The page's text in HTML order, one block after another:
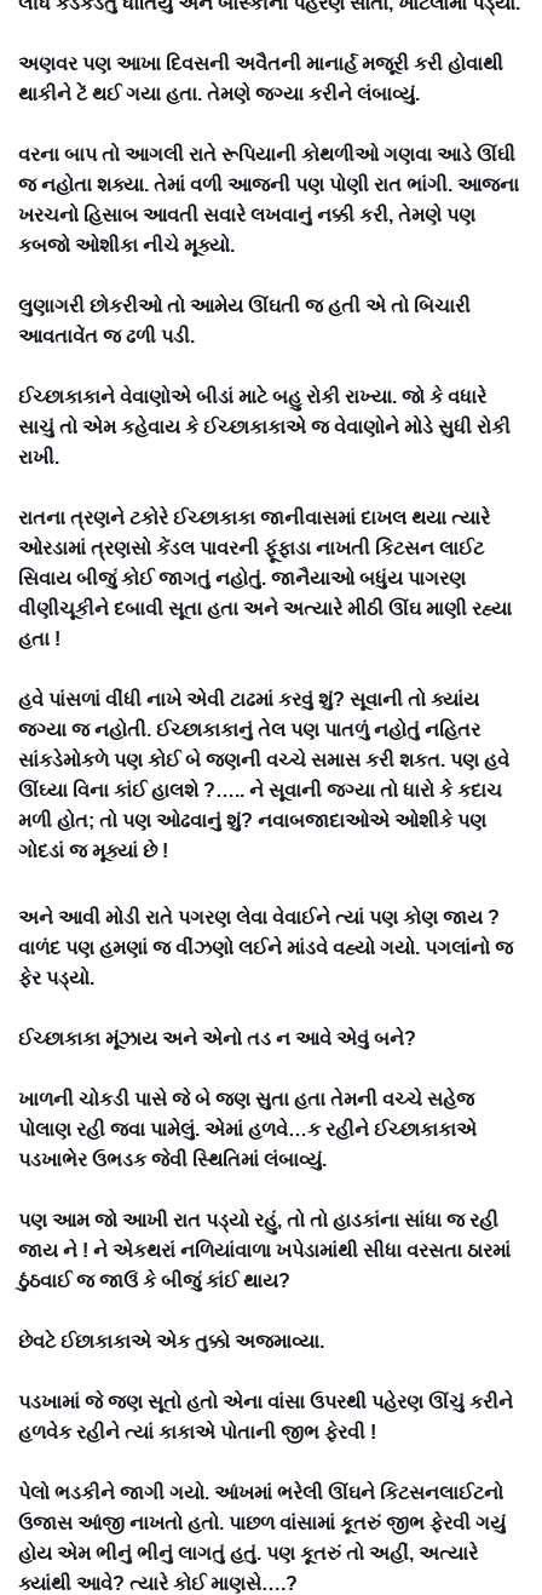
અણવર પણ આખા દિવસની અવૈતની માનાર્હ મજૂરી કરી હોવાથી
થાકીને ટેં થઈ ગયા હતા. તેમણે જગ્યા કરીને લંબાવ્યું.
વરના બાપ તો આગલી રાતે રૂપિયાની કોથળીઓ ગણવા આડે ઊંઘી
જ નહોતા શક્યા. તેમાં વળી આજની પણ પોણી રાત ભાંગી. આજના
ખરચનો હિસાબ આવતી સવારે લખવાનું નક્કી કરી, તેમણે પણ
કબજો ઓશીકા નીચે મૂક્યો.
લુણાગરી છોકરીઓ તો આમેય ઊંઘતી જ હતી એ તો બિચારી
આવતાવેંત જ ઢળી પડી.
ઈચ્છાકાકાને વેવાણોએ બીડાં માટે બહુ રોકી રાખ્યા. જો કે વધારે
સાચું તો એમ કહેવાય કે ઈચ્છાકાકાએ જ વેવાણોને મોડે સુધી રોકી
રાખી.
રાતના ત્રણને ટકોરે ઈચ્છાકાકા જાનીવાસમાં દાખલ થયા ત્યારે
ઓરડામાં ત્રણસો કેંડલ પાવરની ફૂંફાડા નાખતી કિટસન લાઈટ
સિવાય બીજું કોઈ જાગતું નહોતું. જાનૈયાઓ બધુંય પાગરણ
વીણીચૂકીને દબાવી સૂતા હતા અને અત્યારે મીઠી ઊંઘ માણી રહ્યા
હતા !
હવે પાંસળાં વીંધી નાખે એવી ટાઢમાં કરવું શું? સૂવાની તો ક્યાંય
જગ્યા જ નહોતી. ઈચ્છાકાકાનું તેલ પણ પાતળું નહોતું નહિતર
સાંકડેમોકળે પણ કોઈ બે જણની વચ્ચે સમાસ કરી શકત. પણ હવે
ઊંઘ્યા વિના કાંઈ હાલશે ?….. ને સૂવાની જગ્યા તો ધારો કે કદાચ
મળી હોત; તો પણ ઓઢવાનું શું? નવાબજાદાઓએ ઓશીકે પણ
ગોદડાં જ મૂક્યાં છે !
અને આવી મોડી રાતે પગરણ લેવા વેવાઈને ત્યાં પણ કોણ જાય ?
વાળંદ પણ હમણાં જ વીંઝણો લઈને માંડવે વહ્યો ગયો. પગલાંનો જ
ફેર પડ્યો.
ઈચ્છાકાકા મૂંઝાય અને એનો તડ ન આવે એવું બને?
ખાળની ચોકડી પાસે જે બે જણ સુતા હતા તેમની વચ્ચે સહેજ
પોલાણ રહી જવા પામેલું. એમાં હળવે…ક રહીને ઈચ્છાકાકાએ
પડખાભેર ઉભડક જેવી સ્થિતિમાં લંબાવ્યું.
પણ આમ જો આખી રાત પડ્યો રહું, તો તો હાડકાંના સાંધા જ રહી
જાય ને ! ને એકથરાં નળિયાંવાળા ખપેડામાંથી સીધા વરસતા ઠારમાં
ઠુંઠવાઈ જ જાઉં કે બીજું કાંઈ થાય?
છેવટે ઈછાકાકાએ એક તુક્કો અજમાવ્યા.
પડખામાં જે જણ સૂતો હતો એના વાંસા ઉપરથી પહેરણ ઊંચું કરીને
હળવેક રહીને ત્યાં કાકાએ પોતાની જીભ ફેરવી !
પેલો ભડકીને જાગી ગયો. આંખમાં ભરેલી ઊંઘને કિટસનલાઈટનો
ઉજાસ આંજી નાખતો હતો. પાછળ વાંસામાં કૂતરું જીભ ફેરવી ગયું
હોય એમ ભીનું ભીનું લાગતું હતું. પણ કૂતરું તો અહીં, અત્યારે
ક્યાંથી આવે? ત્યારે કોઈ માણસે….?